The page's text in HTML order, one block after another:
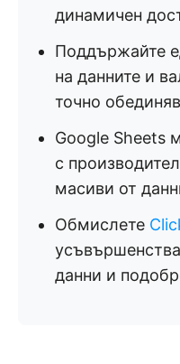
динамичен
Поддържайте
на данните и
точно
Google Sheets
с
масиви от
Обмислете
данни и